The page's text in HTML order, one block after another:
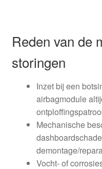
Reden van de
storingen
Inzet bij een
airbagmodule
Mechanische
demontage/
Vocht- of